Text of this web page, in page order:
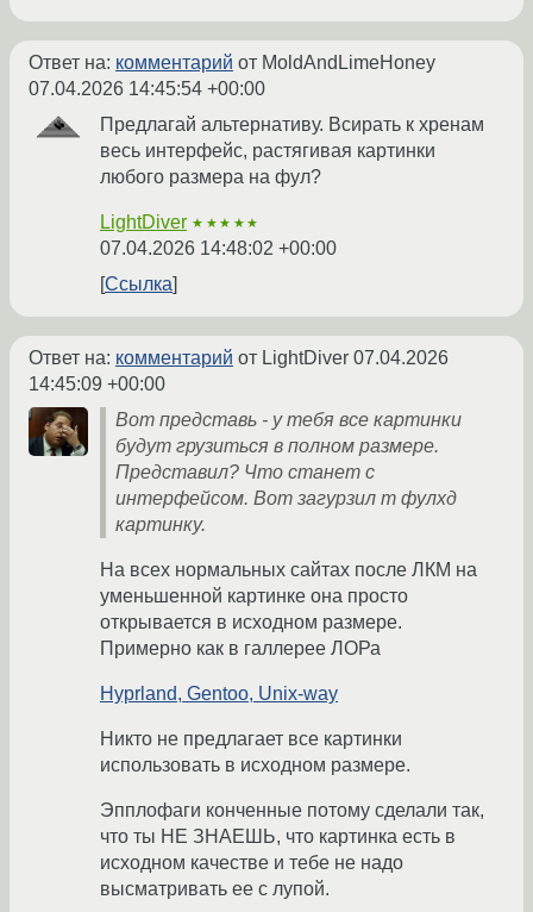
Ответ на: комментарий от MoldAndLimeHoney
07.04.2026 14:45:54 +00:00
Предлагай альтернативу. Всирать к хренам
весь интерфейс, растягивая картинки
любого размера на фул?
LightDiver ★★★★★
07.04.2026 14:48:02 +00:00
Ссылка
Ответ на: комментарий от LightDiver 07.04.2026
14:45:09 +00:00
Вот представь - у тебя все картинки
будут грузиться в полном размере.
Представил? Что станет с
интерфейсом. Вот загурзил т фулхд
картинку.
На всех нормальных сайтах после ЛКМ на
уменьшенной картинке она просто
открывается в исходном размере.
Примерно как в галлерее ЛОРа
Hyprland, Gentoo, Unix-way
Никто не предлагает все картинки
использовать в исходном размере.
Эпплофаги конченные потому сделали так,
что ты НЕ ЗНАЕШЬ, что картинка есть в
исходном качестве и тебе не надо
высматривать ее с лупой.